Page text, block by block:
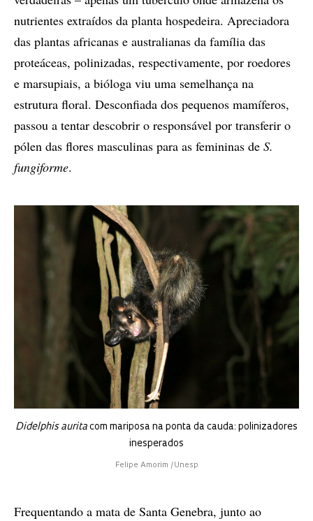
nutrientes extraídos da planta hospedeira. Apreciadora
das plantas africanas e australianas da família das
proteáceas, polinizadas, respectivamente, por roedores
e marsupiais, a bióloga viu uma semelhança na
estrutura floral. Desconfiada dos pequenos mamíferos,
passou a tentar descobrir o responsável por transferir o
pólen das flores masculinas para as femininas de S.
fungiforme.
Didelphis aurita com mariposa na ponta da cauda: polinizadores
inesperados
Felipe Amorim /Unesp
Frequentando a mata de Santa Genebra, junto ao